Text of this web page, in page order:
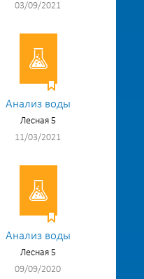
03/09/2021
Анализ воды
Лесная 5
11/03/2021
Анализ воды
Лесная 5
09/09/2020